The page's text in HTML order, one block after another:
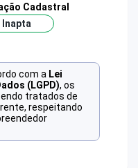
Cadastral
Inapta
com a Lei
(LGPD), os
tratados de
respeitando